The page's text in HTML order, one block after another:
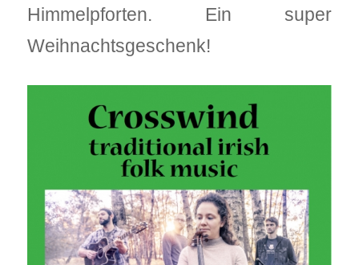
Himmelpforten. Ein super
Weihnachtsgeschenk!